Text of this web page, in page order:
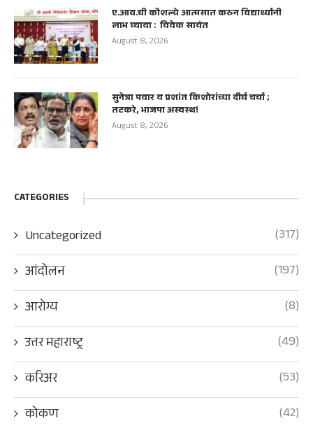
ए.आय.ची कौशल्ये आत्मसात करुन विद्यार्थ्यांनी
लाभ घ्यावा : विवेक सावंत
August 8, 2026
सुनेत्रा पवार व प्रशांत किशोरांच्या दीर्घ चर्चा ;
तटकरे, भाजपा अस्वस्थ!
August 8, 2026
CATEGORIES
Uncategorized
(317)
आंदोलन
(197)
आरोग्य
(8)
उत्तर महाराष्ट्र
(49)
करिअर
(53)
कोकण
(42)